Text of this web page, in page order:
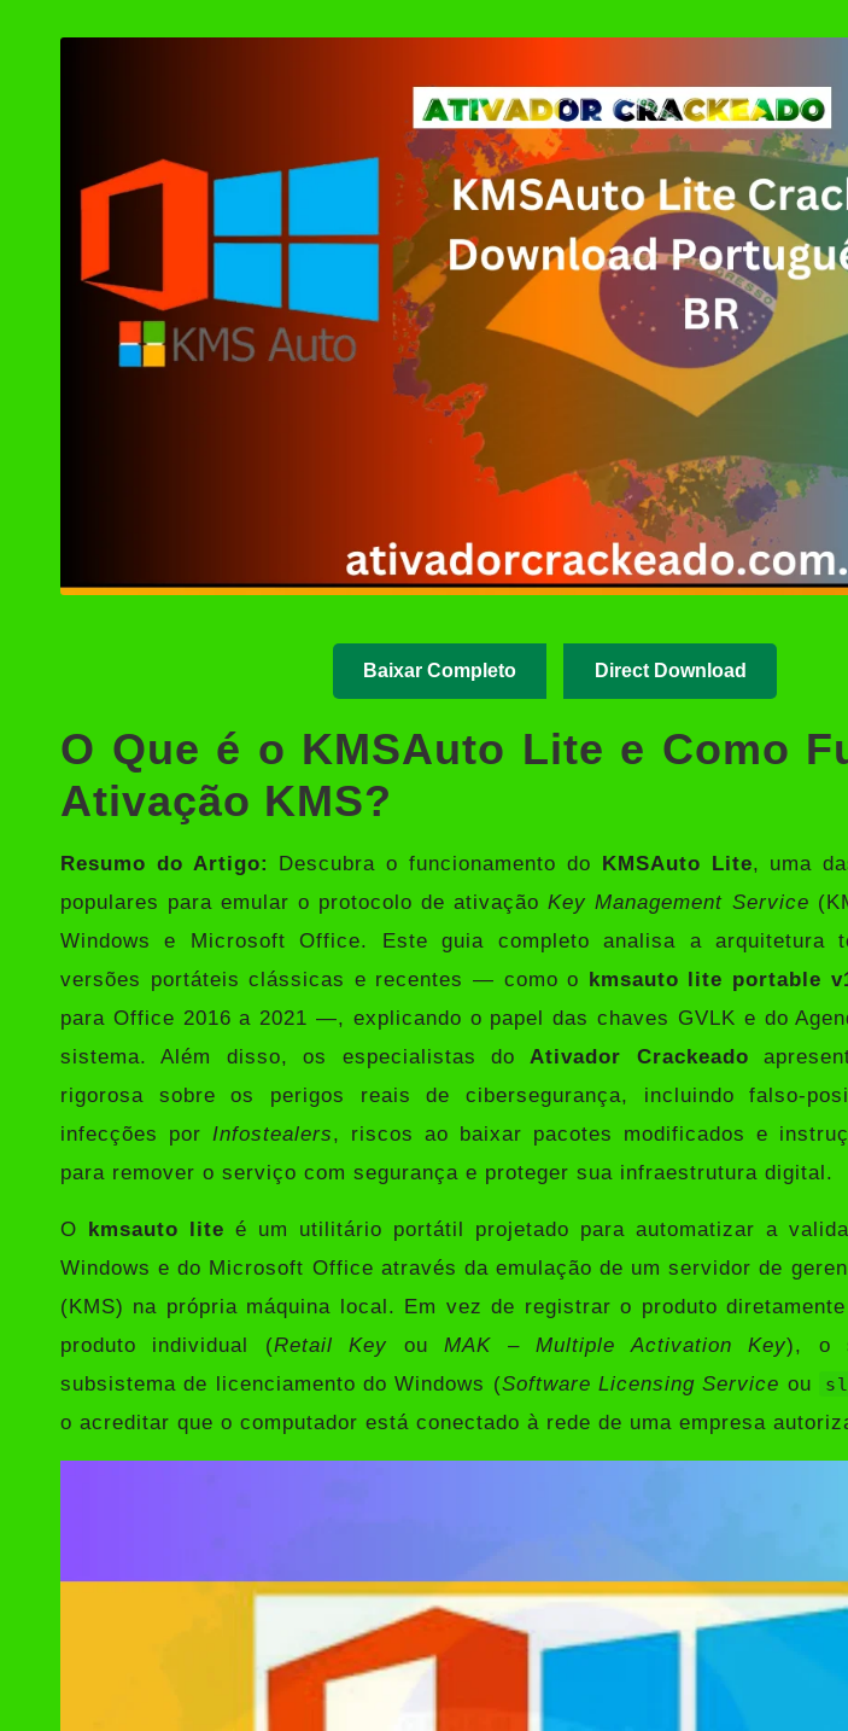
Ashampoo UnInstaller Download Crackeado +
Ativador Windows 7 Download Grátis:
Baixar Completo Direct Download
O Que é o KMSAuto Lite e Como
Ativação KMS?
Resumo do Artigo: Descubra o funcionamento do KMSAuto Lite, uma
populares para emular o protocolo de ativaçãoKey Management Service
Windows e Microsoft Office. Este guia completo analisa a arquitetura
versões portáteis clássicas e recentes — como o kmsauto lite portable
para Office 2016 a 2021 —, explicando o papel das chaves GVLK e do
sistema. Além disso, os especialistas do Ativador Crackeado
rigorosa sobre os perigos reais de cibersegurança, incluindo falso-
infecções por Infostealers, riscos ao baixar pacotes modificados e
para remover o serviço com segurança e proteger sua infraestrutura digital.
O kmsauto lite é um utilitário portátil projetado para automatizar a
Windows e do Microsoft Office através da emulação de um servidor de
(KMS) na própria máquina local. Em vez de registrar o produto
produto individual (Retail Key ouMAK –Multiple Activation Key), o
subsistema de licenciamento do Windows (Software Licensing Service ou
o acreditar que o computador está conectado à rede de uma empresa